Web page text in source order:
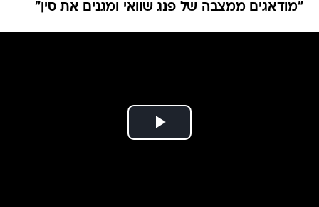
"מודאגים ממצבה של פנג שוואי ומגנים את סין"